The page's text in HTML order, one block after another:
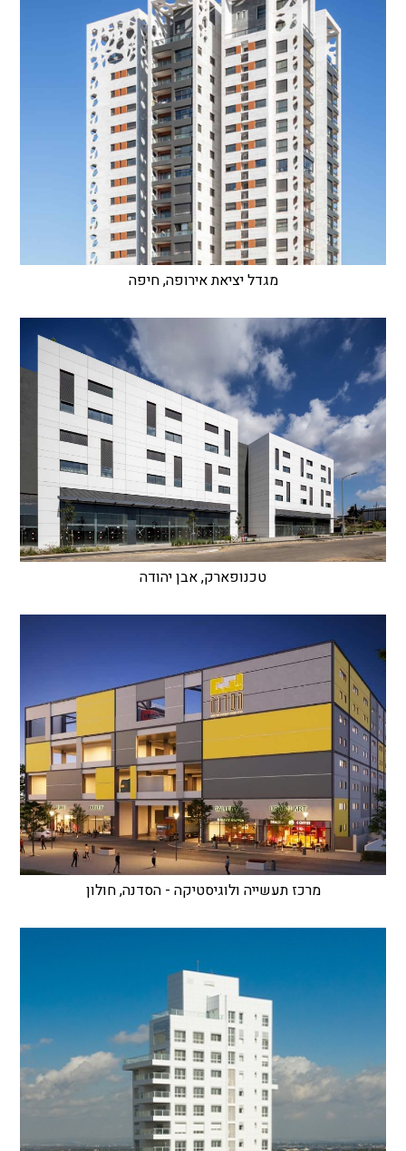
מגדל יציאת אירופה, חיפה
טכנופארק, אבן יהודה
מרכז תעשייה ולוגיסטיקה - הסדנה, חולון